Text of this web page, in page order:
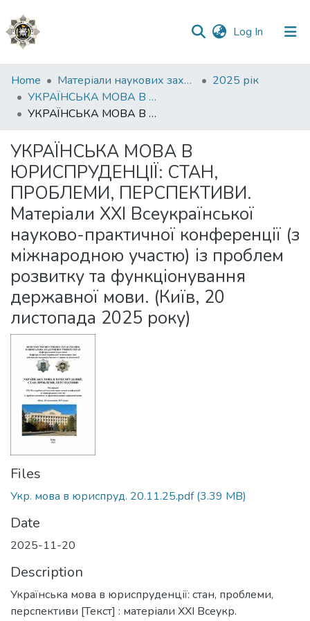
Log In (current)
Communities
&
Collections
All of DSpace
Statistics
Home Матеріали наукових заходів
2025 рік
УКРАЇНСЬКА МОВА В ЮРИСПРУДЕНЦІЇ: СТАН, ПРОБЛЕМИ, ПЕРСПЕКТИВИ
УКРАЇНСЬКА МОВА В ЮРИСПРУДЕНЦІЇ: СТАН, ПРОБЛЕМИ, ПЕРСПЕКТИВИ. Матеріали XХІ Всеукраїнської науково-практичної конференції (з міжнародною участю) із проблем розвитку та функціонування державної мови. (Київ, 20 листопада 2025 року)
УКРАЇНСЬКА МОВА В
ЮРИСПРУДЕНЦІЇ: СТАН,
ПРОБЛЕМИ, ПЕРСПЕКТИВИ.
Матеріали XХІ Всеукраїнської
науково-практичної конференції (з
міжнародною участю) із проблем
розвитку та функціонування
державної мови. (Київ, 20
листопада 2025 року)
Files
Укр. мова в юриспруд. 20.11.25.pdf(3.39 MB)
Date
2025-11-20
Description
Українська мова в юриспруденції: стан, проблеми,
перспективи [Текст] : матеріали XХІ Всеукр.